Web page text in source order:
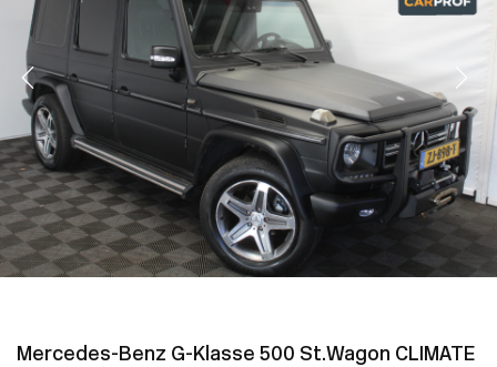
Mercedes-Benz G-Klasse 500 St.Wagon CLIMATE